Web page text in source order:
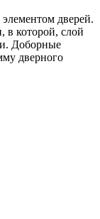
дверей.
в которой, слой
Доборные
дверного